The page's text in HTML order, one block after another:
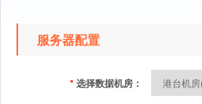
服务器配置
*选择数据机房：